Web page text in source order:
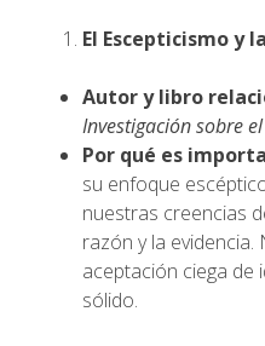
El Escepticismo y
Autor y libro
Investigación sobre
Por qué es
su enfoque
nuestras creencias
razón y la
aceptación ciega de
sólido.